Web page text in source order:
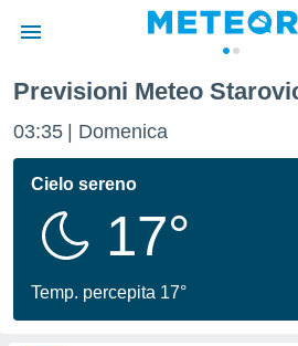
di
per
le
di
Previsioni Meteo
03:35 Domenica
Cielo sereno
17°
Temp. percepita 17°